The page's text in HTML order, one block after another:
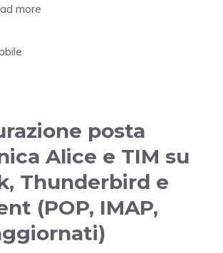
more
posta
Alice e TIM su
Thunderbird e
(POP, IMAP,